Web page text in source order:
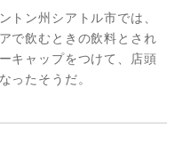
トン州シアトル市では、
で飲むときの飲料とされ
キャップをつけて、店頭
ったそうだ。